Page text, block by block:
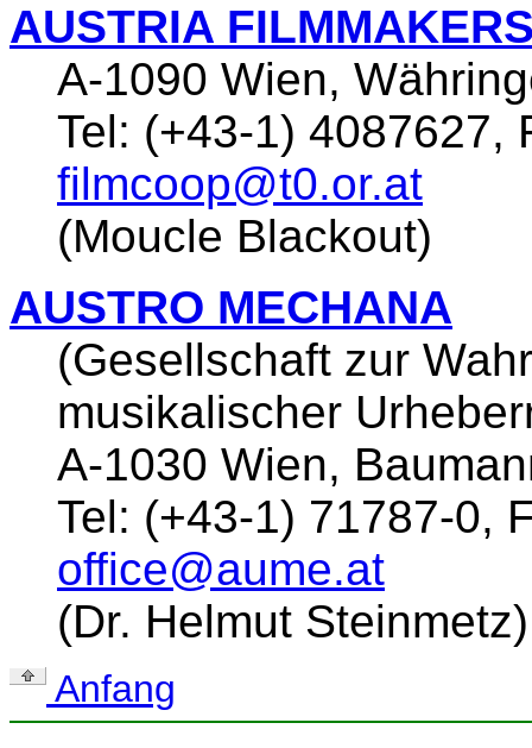
AUSTRIA
A-1090 Wien,
Tel: (+43-1) 4087627,
filmcoop@t0.or.at
(Moucle Blackout)
AUSTRO MECHANA
(Gesellschaft zur
musikalischer
A-1030 Wien,
Tel: (+43-1) 71787-0,
office@aume.at
(Dr. Helmut Steinmetz)
Anfang